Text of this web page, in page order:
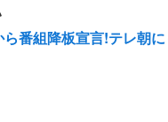
ら番組降板宣言!テレ朝